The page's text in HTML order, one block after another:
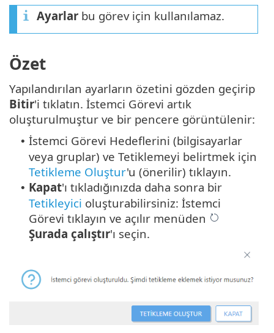
Ayarlar bu görev için kullanılamaz.
Özet
Yapılandırılan ayarların özetini gözden geçirip
Bitir'i tıklatın. İstemci Görevi artık
oluşturulmuştur ve bir pencere görüntülenir:
• İstemci Görevi Hedeflerini (bilgisayarlar
veya gruplar) ve Tetiklemeyi belirtmek için
Tetikleme Oluştur'u (önerilir) tıklayın.
• Kapat'ı tıkladığınızda daha sonra bir
Tetikleyici oluşturabilirsiniz: İstemci
Görevi tıklayın ve açılır menüden
Şurada çalıştır'ı seçin.